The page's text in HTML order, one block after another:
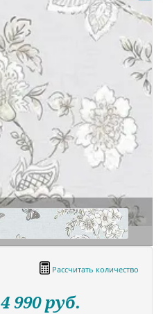
Рассчитать количество
4 990руб.